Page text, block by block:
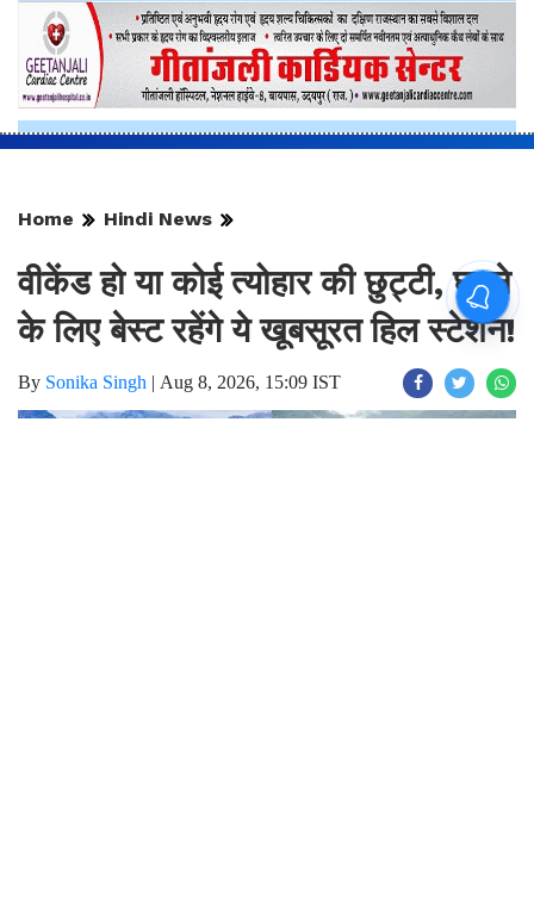
Home Hindi News
वीकेंड हो या कोई त्योहार की छुट्टी, घूमने
के लिए बेस्ट रहेंगे ये खूबसूरत हिल स्टेशन!
By Sonika Singh | Aug 8, 2026, 15:09 IST